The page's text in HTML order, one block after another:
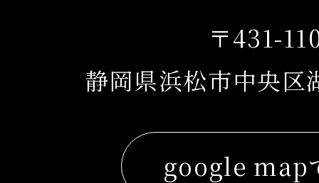
〒431-
静岡県浜松市中央
google map